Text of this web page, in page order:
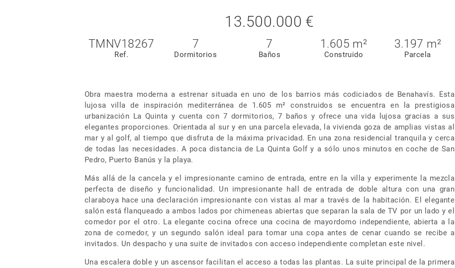
13.500.000 €
TMNV18267
Ref.
7
Dormitorios
7
Baños
1.605 m²
Construido
3.197 m²
Parcela
Obra maestra moderna a estrenar situada en uno de los barrios más codiciados de Benahavís. Esta
lujosa villa de inspiración mediterránea de 1.605 m² construidos se encuentra en la prestigiosa
urbanización La Quinta y cuenta con 7 dormitorios, 7 baños y ofrece una vida lujosa gracias a sus
elegantes proporciones. Orientada al sur y en una parcela elevada, la vivienda goza de amplias vistas al
mar y al golf, al tiempo que disfruta de la máxima privacidad. En una zona residencial tranquila y cerca
de todas las necesidades. A poca distancia de La Quinta Golf y a sólo unos minutos en coche de San
Pedro, Puerto Banús y la playa.
Más allá de la cancela y el impresionante camino de entrada, entre en la villa y experimente la mezcla
perfecta de diseño y funcionalidad. Un impresionante hall de entrada de doble altura con una gran
claraboya hace una declaración impresionante con vistas al mar a través de la habitación. El elegante
salón está flanqueado a ambos lados por chimeneas abiertas que separan la sala de TV por un lado y el
comedor por el otro. La elegante cocina ofrece una cocina de mayordomo independiente, abierta a la
zona de comedor, y un segundo salón ideal para tomar una copa antes de cenar cuando se recibe a
invitados. Un despacho y una suite de invitados con acceso independiente completan este nivel.
Una escalera doble y un ascensor facilitan el acceso a todas las plantas. La suite principal de la primera